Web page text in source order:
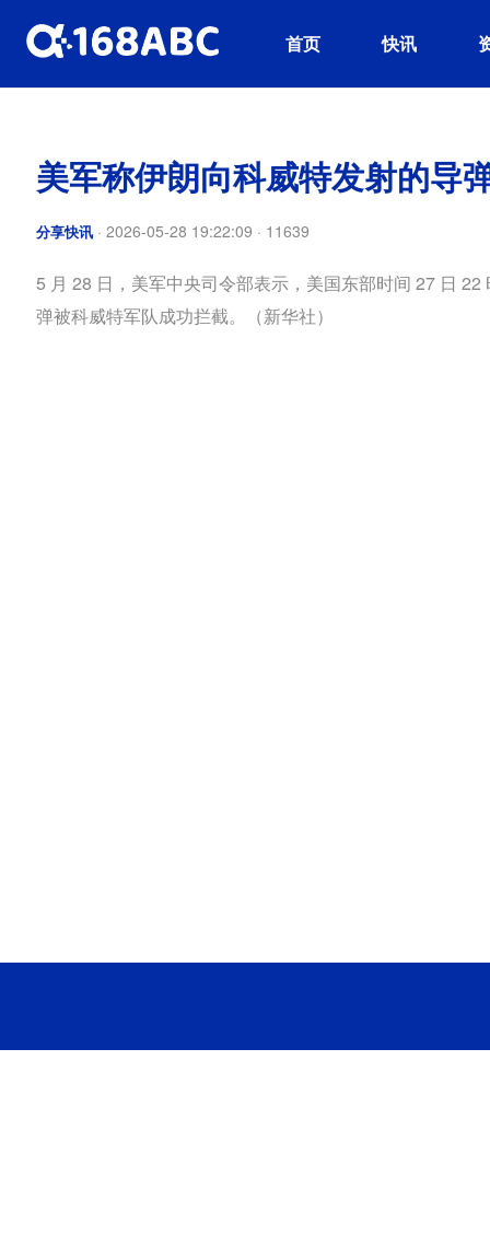
首页 快讯
美军称伊朗向科威特发射的导
分享快讯 · 2026-05-28 19:22:09 · 11639
5 月 28 日，美军中央司令部表示，美国东部时间 27 日
弹被科威特军队成功拦截。（新华社）